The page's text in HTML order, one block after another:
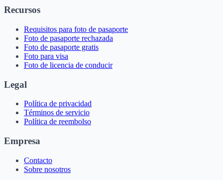
Recursos
Requisitos para foto de pasaporte
Foto de pasaporte rechazada
Foto de pasaporte gratis
Foto para visa
Foto de licencia de conducir
Legal
Política de privacidad
Términos de servicio
Política de reembolso
Empresa
Contacto
Sobre nosotros